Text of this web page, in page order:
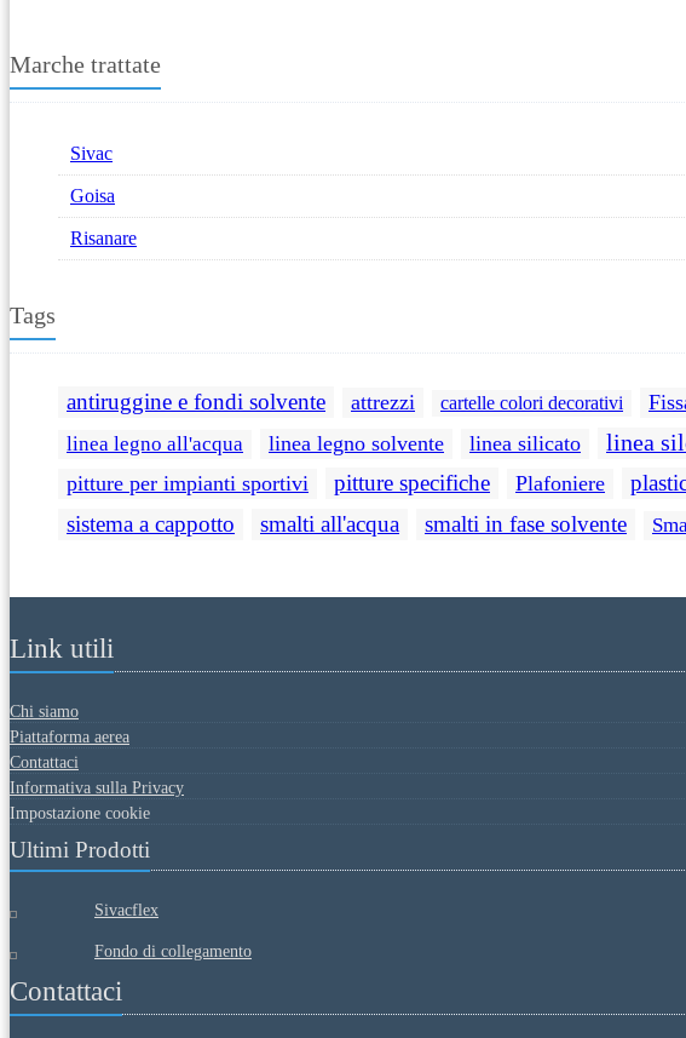
Marche trattate
Sivac
Goisa
Risanare
Tags
antiruggine e fondi solvente attrezzi cartelle colori decorativi
linea legno all'acqua linea legno solvente linea silicato linea
pitture per impianti sportivi pitture specifiche Plafoniere
sistema a cappotto
smalti all'acqua smalti in fase solvente
Link utili
Chi siamo
Piattaforma aerea
Contattaci
Informativa sulla Privacy
Impostazione cookie
Ultimi Prodotti
Sivacflex
Fondo di collegamento
Contattaci